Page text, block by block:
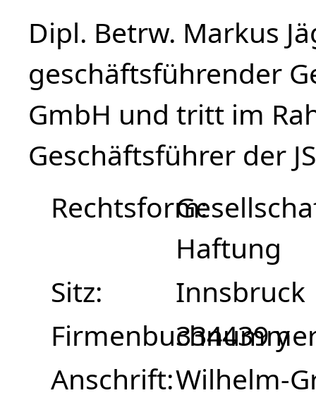
Dipl. Betrw. Markus
geschäftsführender
GmbH und tritt im
Geschäftsführer der
Rechtsform
Haftung
Sitz
Innsbruck
334439 y
Anschrift Wilhelm-